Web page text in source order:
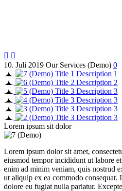
 
10. Juli 2019 Our Services (Demo) 0
Title 1 Description 1
Title 2 Description 2
Title 3 Description 3
Title 3 Description 3
Title 3 Description 3
Title 3 Description 3
Lorem ipsum sit dolor
Lorem ipsum dolor sit amet,
eiusmod tempor incididunt ut labore
enim ad minim veniam, quis nostrud
ut aliquip ex ea commodo consequat.
dolore eu fugiat nulla pariatur.